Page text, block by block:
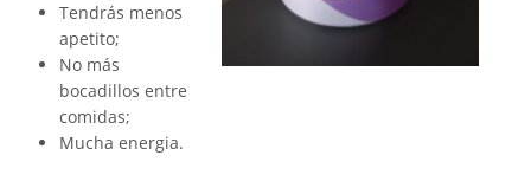
Tendrás menos
apetito;
No más
bocadillos entre
comidas;
Mucha energia.